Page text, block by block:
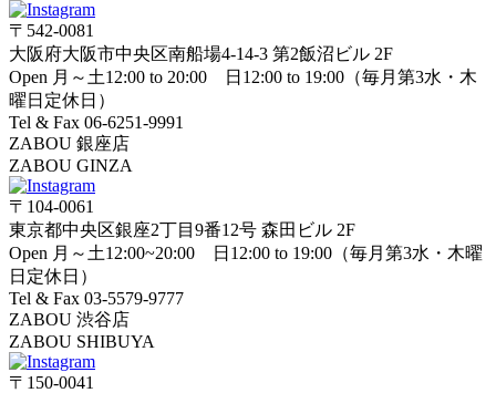
〒542-0081
大阪府大阪市中央区南船場4-14-3 第2飯沼ビル 2F
Open 月～土12:00 to 20:00 日12:00 to 19:00（毎月第3水・木
曜日定休日）
Tel & Fax 06-6251-9991
ZABOU 銀座店
ZABOU GINZA
〒104-0061
東京都中央区銀座2丁目9番12号 森田ビル 2F
Open 月～土12:00~20:00 日12:00 to 19:00（毎月第3水・木曜
日定休日）
Tel & Fax 03-5579-9777
ZABOU 渋谷店
ZABOU SHIBUYA
〒150-0041